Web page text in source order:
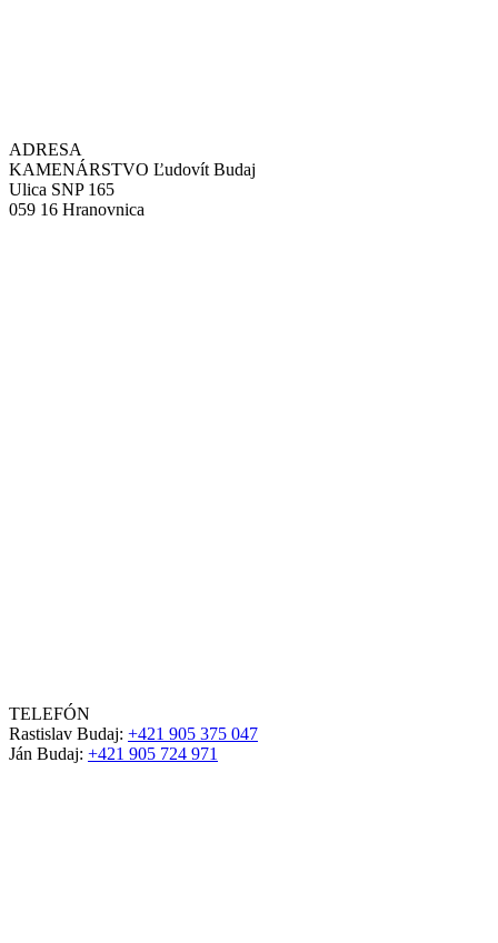
ADRESA
KAMENÁRSTVO Ľudovít Budaj
Ulica SNP 165
059 16 Hranovnica
TELEFÓN
Rastislav Budaj: +421 905 375 047
Ján Budaj: +421 905 724 971